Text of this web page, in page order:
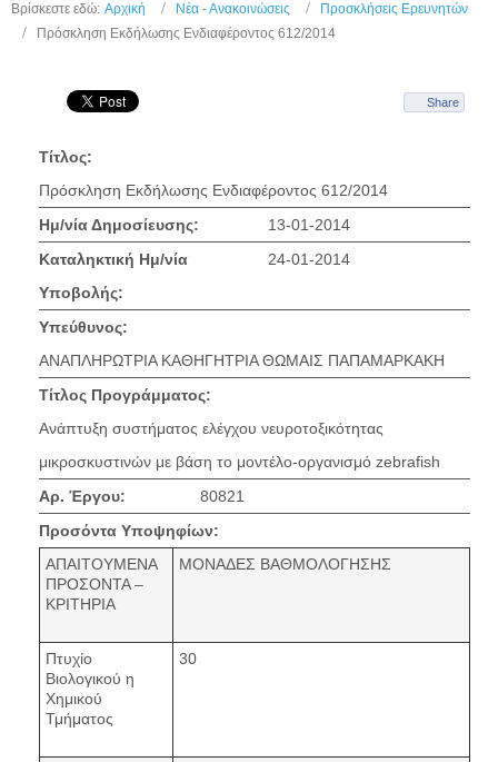
Βρίσκεστε εδώ: Αρχική Νέα - Ανακοινώσεις
Προσκλήσεις Ερευνητών
Πρόσκληση Εκδήλωσης Ενδιαφέροντος 612/2014
Share
Τίτλος:
Πρόσκληση Εκδήλωσης Ενδιαφέροντος 612/2014
Ημ/νία Δημοσίευσης:
13-01-2014
Καταληκτική Ημ/νία
Υποβολής:
24-01-2014
Υπεύθυνος:
ΑΝΑΠΛΗΡΩΤΡΙΑ ΚΑΘΗΓΗΤΡΙΑ ΘΩΜΑΙΣ ΠΑΠΑΜΑΡΚΑΚΗ
Τίτλος Προγράμματος:
Ανάπτυξη συστήματος ελέγχου νευροτοξικότητας
μικροσκυστινών με βάση το μοντέλο-οργανισμό zebrafish
Αρ. Έργου:
80821
Προσόντα Υποψηφίων:
ΑΠΑΙΤΟΥΜΕΝΑ
ΠΡΟΣΟΝΤΑ –
ΚΡΙΤΗΡΙΑ
ΜΟΝΑΔΕΣ ΒΑΘΜΟΛΟΓΗΣΗΣ
Πτυχίο
Βιολογικού η
Χημικού
Τμήματος
30